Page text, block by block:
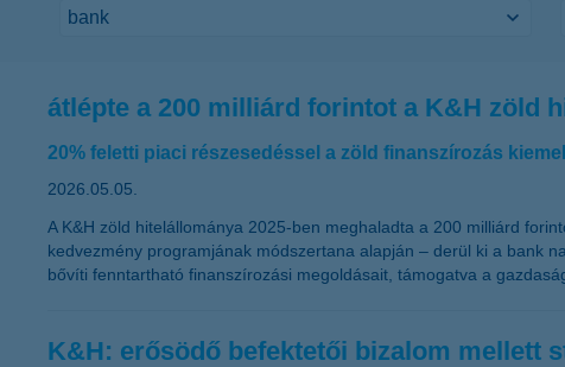
átlépte a 200 milliárd forintot a K&H zöld
20% feletti piaci részesedéssel a zöld finanszírozás
2026.05.05.
A K&H zöld hitelállománya 2025-ben meghaladta a 200 milliárd
kedvezmény programjának módszertana alapján – derül ki a bank
bővíti fenntartható finanszírozási megoldásait, támogatva a
K&H: erősödő befektetői bizalom mellett